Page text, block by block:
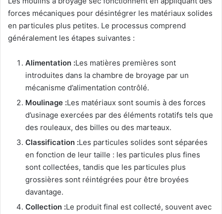
forces mécaniques pour désintégrer les matériaux solides
en particules plus petites. Le processus comprend
généralement les étapes suivantes :
Alimentation :Les matières premières sont
introduites dans la chambre de broyage par un
mécanisme d’alimentation contrôlé.
Moulinage :Les matériaux sont soumis à des forces
d’usinage exercées par des éléments rotatifs tels que
des rouleaux, des billes ou des marteaux.
Classification :Les particules solides sont séparées
en fonction de leur taille : les particules plus fines
sont collectées, tandis que les particules plus
grossières sont réintégrées pour être broyées
davantage.
Collection :Le produit final est collecté, souvent avec